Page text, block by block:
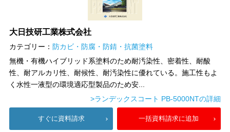
大日技研工業株式会社
カテゴリー： 防カビ・防腐・防錆・抗菌塗料
無機・有機ハイブリッド系塗料のため耐汚染性、密着性、耐酸
性、耐アルカリ性、耐候性、耐汚染性に優れている。施工性もよ
く水性一液型の環境適応型製品のため安...
>ランデックスコート PB-5000NTの詳細
すぐに資料請求 一括資料請求に追加